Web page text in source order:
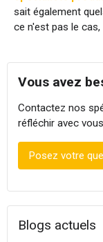
sait également
ce n'est pas le
Vous avez
Contactez nos
réfléchir avec
Posez votre
Blogs actuels